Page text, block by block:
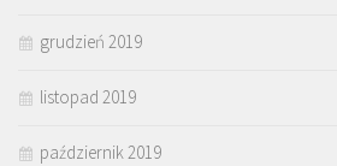
grudzień 2019
listopad 2019
październik 2019